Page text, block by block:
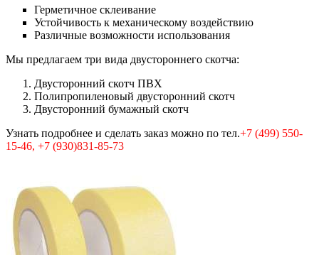
Герметичное склеивание
Устойчивость к механическому воздействию
Различные возможности использования
Мы предлагаем три вида двустороннего скотча:
Двусторонний скотч ПВХ
Полипропиленовый двусторонний скотч
Двусторонний бумажный скотч
Узнать подробнее и сделать заказ можно по тел.+7 (499) 550-
15-46, +7 (930)831-85-73